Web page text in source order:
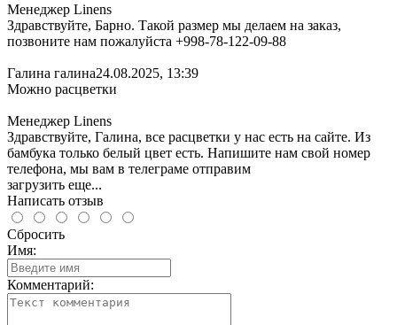
Менеджер Linens
Здравствуйте, Барно. Такой размер мы делаем на заказ,
позвоните нам пожалуйста +998-78-122-09-88
Галина галина24.08.2025, 13:39
Можно расцветки
Менеджер Linens
Здравствуйте, Галина, все расцветки у нас есть на сайте. Из
бамбука только белый цвет есть. Напишите нам свой номер
телефона, мы вам в телеграме отправим
загрузить еще...
Написать отзыв
Сбросить
Имя:
Комментарий: